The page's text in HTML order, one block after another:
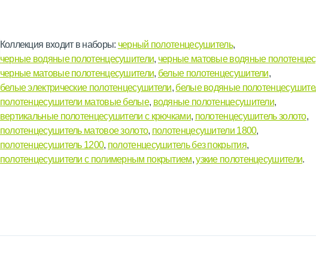
Коллекция входит в наборы: черный полотенцесушитель,
черные водяные полотенцесушители, черные матовые водяные
черные матовые полотенцесушители, белые полотенцесушители,
белые электрические полотенцесушители, белые водяные
полотенцесушители матовые белые, водяные полотенцесушители,
вертикальные полотенцесушители с крючками, полотенцесушитель золото,
полотенцесушитель матовое золото, полотенцесушители 1800,
полотенцесушитель 1200, полотенцесушитель без покрытия,
полотенцесушители с полимерным покрытием,узкие полотенцесушители.